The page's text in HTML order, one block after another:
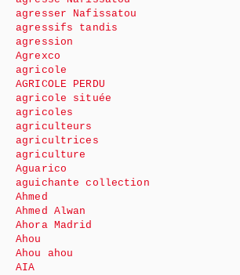
agresser Nafissatou
agressifs tandis
agression
Agrexco
agricole
AGRICOLE PERDU
agricole située
agricoles
agriculteurs
agricultrices
agriculture
Aguarico
aguichante collection
Ahmed
Ahmed Alwan
Ahora Madrid
Ahou
Ahou ahou
AIA